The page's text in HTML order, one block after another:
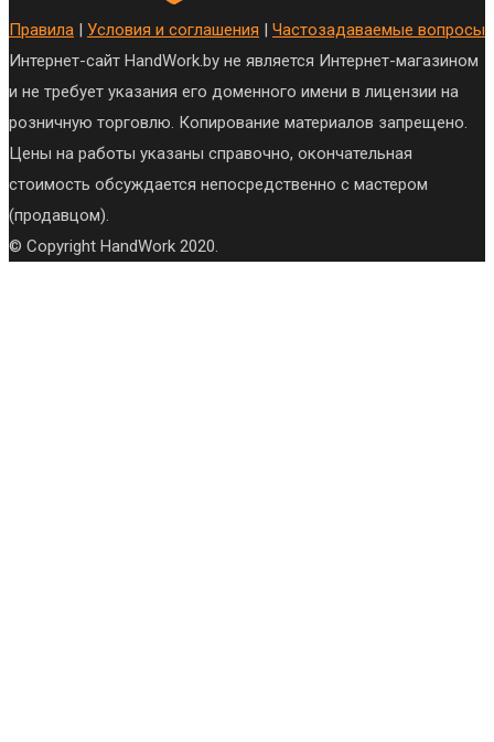
Правила | Условия и соглашения | Частозадаваемые вопросы
Интернет-сайт HandWork.by не является Интернет-магазином
и не требует указания его доменного имени в лицензии на
розничную торговлю. Копирование материалов запрещено.
Цены на работы указаны справочно, окончательная
стоимость обсуждается непосредственно с мастером
(продавцом).
© Copyright HandWork 2020.